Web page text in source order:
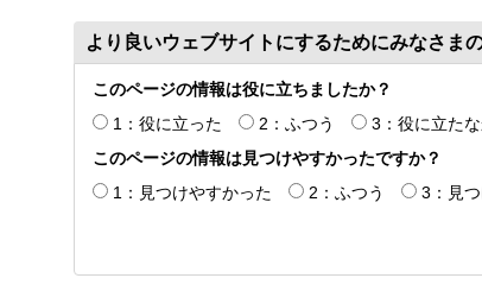
より良いウェブサイトにするためにみなさま
このページの情報は役に立ちましたか？
1：役に立った
2：ふつう
3：役に立た
このページの情報は見つけやすかったですか？
1：見つけやすかった
2：ふつう 3：見